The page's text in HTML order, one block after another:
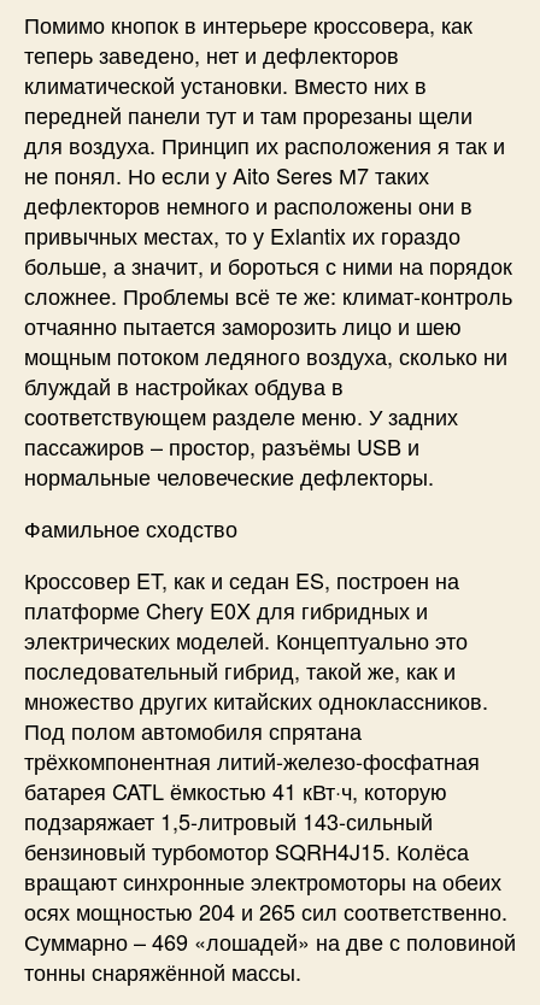
Помимо кнопок в интерьере кроссовера, как
теперь заведено, нет и дефлекторов
климатической установки. Вместо них в
передней панели тут и там прорезаны щели
для воздуха. Принцип их расположения я так и
не понял. Но если у Aito Seres М7 таких
дефлекторов немного и расположены они в
привычных местах, то у Exlantix их гораздо
больше, а значит, и бороться с ними на порядок
сложнее. Проблемы всё те же: климат-контроль
отчаянно пытается заморозить лицо и шею
мощным потоком ледяного воздуха, сколько ни
блуждай в настройках обдува в
соответствующем разделе меню. У задних
пассажиров – простор, разъёмы USB и
нормальные человеческие дефлекторы.
Фамильное сходство
Кроссовер ET, как и седан ES, построен на
платформе Chery E0X для гибридных и
электрических моделей. Концептуально это
последовательный гибрид, такой же, как и
множество других китайских одноклассников.
Под полом автомобиля спрятана
трёхкомпонентная литий-железо-фосфатная
батарея CATL ёмкостью 41 кВт·ч, которую
подзаряжает 1,5-литровый 143-сильный
бензиновый турбомотор SQRH4J15. Колёса
вращают синхронные электромоторы на обеих
осях мощностью 204 и 265 сил соответственно.
Суммарно – 469 «лошадей» на две с половиной
тонны снаряжённой массы.